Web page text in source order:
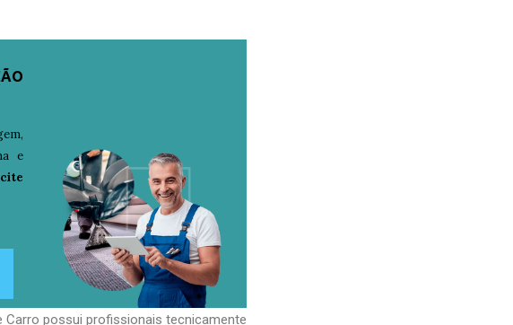
e
Carro possui profissionais tecnicamente